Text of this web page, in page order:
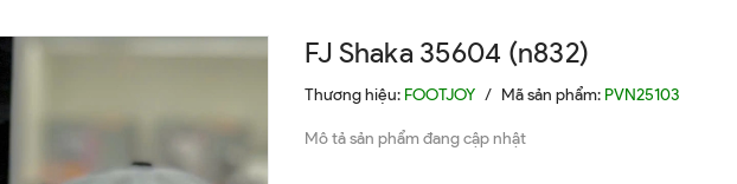
FJ Shaka 35604 (n832)
Thương hiệu: FOOTJOY / Mã sản phẩm: PVN25103
Mô tả sản phẩm đang cập nhật